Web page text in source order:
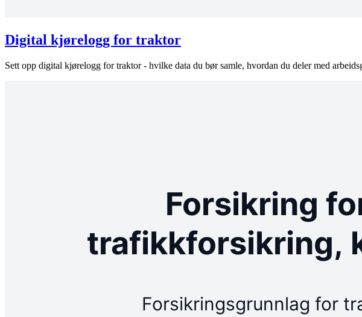
Digital kjørelogg for traktor
Sett opp digital kjørelogg for traktor - hvilke data du bør samle, hvordan du deler med